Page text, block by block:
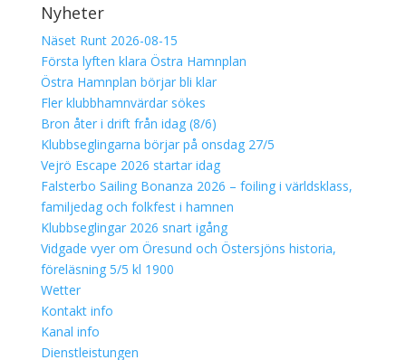
Nyheter
Näset Runt 2026-08-15
Första lyften klara Östra Hamnplan
Östra Hamnplan börjar bli klar
Fler klubbhamnvärdar sökes
Bron åter i drift från idag (8/6)
Klubbseglingarna börjar på onsdag 27/5
Vejrö Escape 2026 startar idag
Falsterbo Sailing Bonanza 2026 – foiling i världsklass,
familjedag och folkfest i hamnen
Klubbseglingar 2026 snart igång
Vidgade vyer om Öresund och Östersjöns historia,
föreläsning 5/5 kl 1900
Wetter
Kontakt info
Kanal info
Dienstleistungen